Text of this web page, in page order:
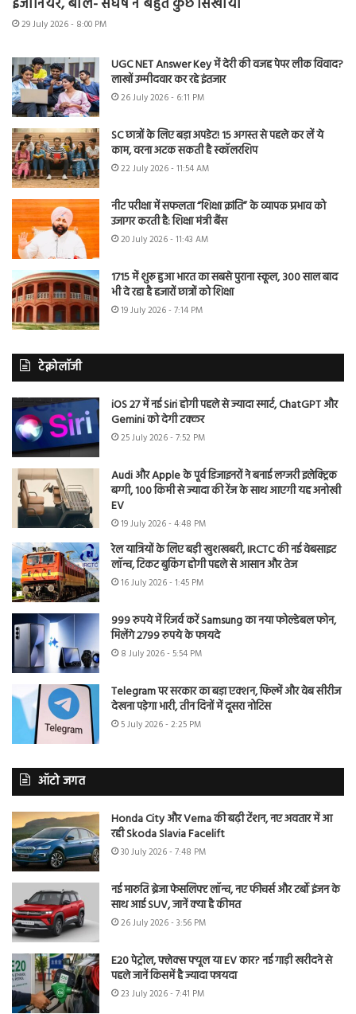
29 July 2026 - 8:00 PM
UGC NET Answer Key में देरी की वजह पेपर लीक विवाद?
लाखों उम्मीदवार कर रहे इंतजार
26 July 2026 - 6:11 PM
SC छात्रों के लिए बड़ा अपडेट! 15 अगस्त से पहले कर लें ये
काम, वरना अटक सकती है स्कॉलरशिप
22 July 2026 - 11:54 AM
नीट परीक्षा में सफलता “शिक्षा क्रांति” के व्यापक प्रभाव को
उजागर करती है: शिक्षा मंत्री बैंस
20 July 2026 - 11:43 AM
1715 में शुरू हुआ भारत का सबसे पुराना स्कूल, 300 साल बाद
भी दे रहा है हजारों छात्रों को शिक्षा
19 July 2026 - 7:14 PM
टेक्नोलॉजी
iOS 27 में नई Siri होगी पहले से ज्यादा स्मार्ट, ChatGPT और
Gemini को देगी टक्कर
25 July 2026 - 7:52 PM
Audi और Apple के पूर्व डिजाइनरों ने बनाई लग्जरी इलेक्ट्रिक
बग्गी, 100 किमी से ज्यादा की रेंज के साथ आएगी यह अनोखी
EV
19 July 2026 - 4:48 PM
रेल यात्रियों के लिए बड़ी खुशखबरी, IRCTC की नई वेबसाइट
लॉन्च, टिकट बुकिंग होगी पहले से आसान और तेज
16 July 2026 - 1:45 PM
999 रुपये में रिजर्व करें Samsung का नया फोल्डेबल फोन,
मिलेंगे 2799 रुपये के फायदे
8 July 2026 - 5:54 PM
Telegram पर सरकार का बड़ा एक्शन, फिल्में और वेब सीरीज
देखना पड़ेगा भारी, तीन दिनों में दूसरा नोटिस
5 July 2026 - 2:25 PM
ऑटो जगत
Honda City और Verna की बढ़ी टेंशन, नए अवतार में आ
रही Skoda Slavia Facelift
30 July 2026 - 7:48 PM
नई मारुति ब्रेजा फेसलिफ्ट लॉन्च, नए फीचर्स और टर्बो इंजन के
साथ आई SUV, जानें क्या है कीमत
26 July 2026 - 3:56 PM
E20 पेट्रोल, फ्लेक्स फ्यूल या EV कार? नई गाड़ी खरीदने से
पहले जानें किसमें है ज्यादा फायदा
23 July 2026 - 7:41 PM